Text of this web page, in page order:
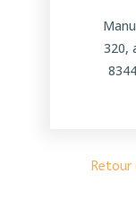
320,
Retour